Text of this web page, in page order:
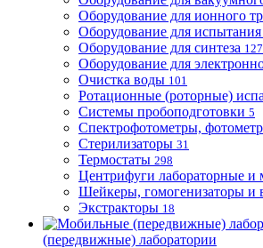
Оборудование для ионного
Оборудование для
Оборудование для синтеза 127
Оборудование для
Очистка воды 101
Ротационные (роторные)
Системы пробоподготовки 5
Спектрофотометры,
Стерилизаторы 31
Термостаты 298
Центрифуги лабораторные и
Шейкеры, гомогенизаторы и
Экстракторы 18
(передвижные) лаборатории